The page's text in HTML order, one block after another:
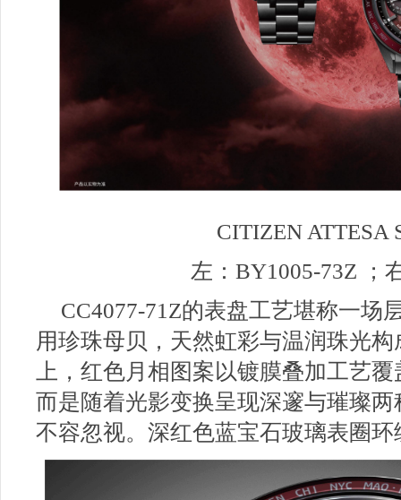
CITIZEN ATTESA
左：BY1005-73Z ；
CC4077-71Z的表盘工艺堪称一场
用珍珠母贝，天然虹彩与温润珠光
上，红色月相图案以镀膜叠加工艺
而是随着光影变换呈现深邃与璀璨
不容忽视。深红色蓝宝石玻璃表圈